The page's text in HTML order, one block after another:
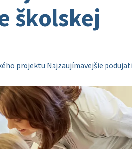
školskej
projektu Najzaujímavejšie